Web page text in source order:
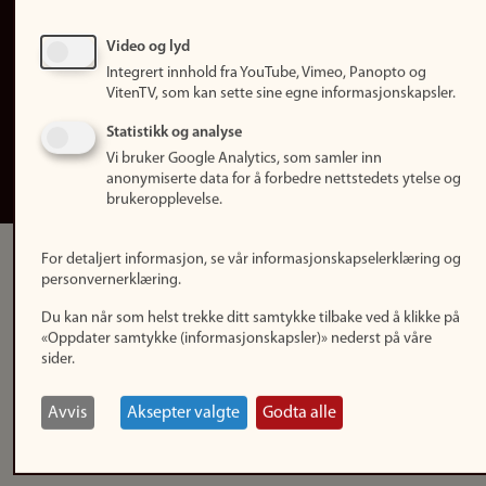
Tilgjengelighetserklæring
Rediger din ansattside
English
Video og lyd
Integrert innhold fra YouTube, Vimeo, Panopto og
VitenTV, som kan sette sine egne informasjonskapsler.
Statistikk og analyse
Vi bruker Google Analytics, som samler inn
anonymiserte data for å forbedre nettstedets ytelse og
brukeropplevelse.
For detaljert informasjon, se vår informasjonskapselerklæring og
personvernerklæring.
Du kan når som helst trekke ditt samtykke tilbake ved å klikke på
«Oppdater samtykke (informasjonskapsler)» nederst på våre
sider.
Avvis Aksepter valgte Godta alle